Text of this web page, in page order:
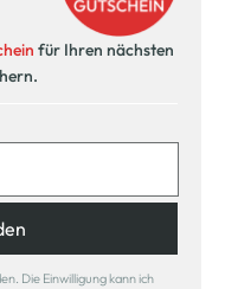
für Ihren nächsten
Die Einwilligung kann ich